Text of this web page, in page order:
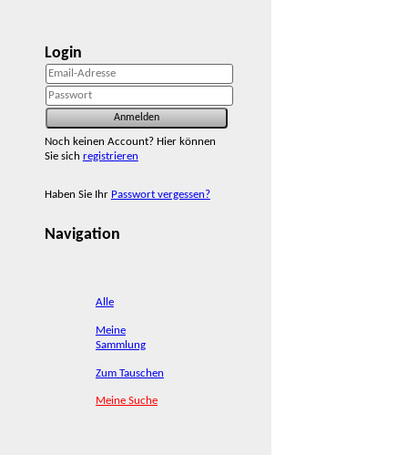
Login
Noch keinen Account? Hier können
Sie sich registrieren
Haben Sie Ihr Passwort vergessen?
Navigation
Alle
Meine
Sammlung
Zum Tauschen
Meine Suche